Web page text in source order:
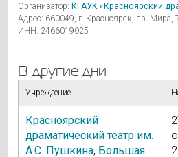
Организатор: КГАУК «Красноярский
Адрес: 660049, г. Красноярск, пр. Мира,
ИНН: 2466019025
В другие дни
Учреждение
Красноярский
драматический театр им.
А.С. Пушкина, Большая